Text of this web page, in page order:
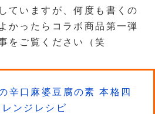
ていますが、何度も書くの
かったらコラボ商品第一弾
をご覧ください（笑
辛口麻婆豆腐の素 本格四
ンジレシピ